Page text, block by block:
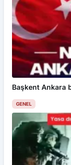
Başkent Ankara
GENEL